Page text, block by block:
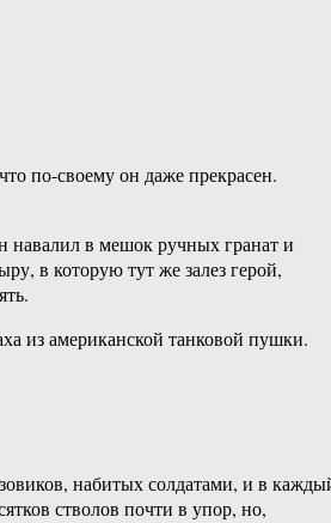
по-своему он даже прекрасен.
навалил в мешок ручных гранат и
в которую тут же залез герой,
из американской танковой пушки.
набитых солдатами, и в
стволов почти в упор, но,